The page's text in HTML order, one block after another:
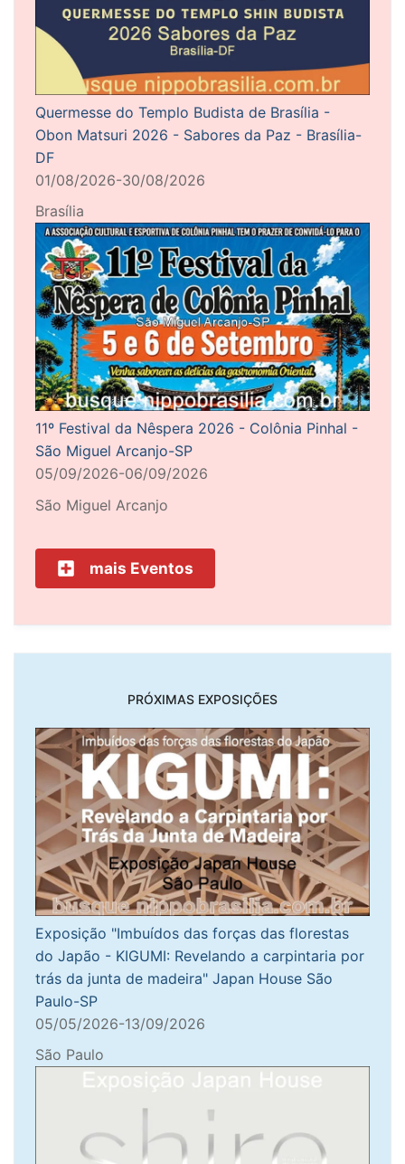
Quermesse do Templo Budista de Brasília -
Obon Matsuri 2026 - Sabores da Paz - Brasília-
DF
01/08/2026-30/08/2026
Brasília
11º Festival da Nêspera 2026 - Colônia Pinhal -
São Miguel Arcanjo-SP
05/09/2026-06/09/2026
São Miguel Arcanjo
mais Eventos
PRÓXIMAS EXPOSIÇÕES
Exposição "Imbuídos das forças das florestas
do Japão - KIGUMI: Revelando a carpintaria por
trás da junta de madeira" Japan House São
Paulo-SP
05/05/2026-13/09/2026
São Paulo